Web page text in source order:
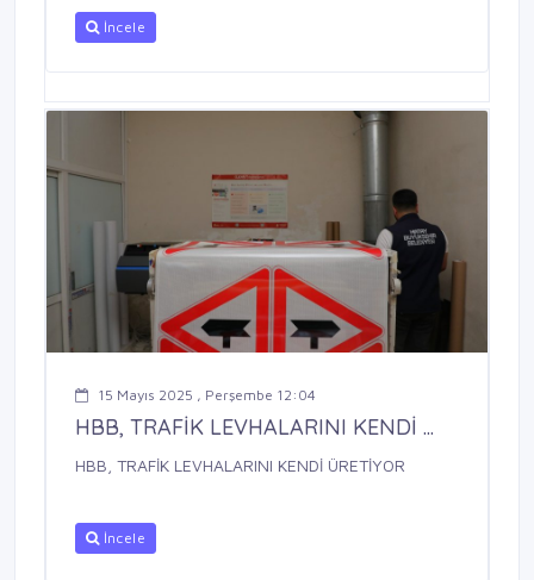
İncele
15 Mayıs 2025 , Perşembe 12:04
HBB, TRAFİK LEVHALARINI KENDİ ...
HBB, TRAFİK LEVHALARINI KENDİ ÜRETİYOR
İncele